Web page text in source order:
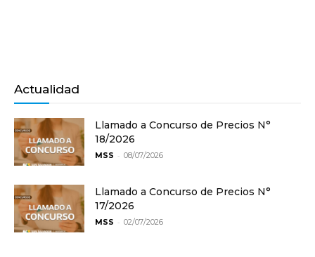
Actualidad
Llamado a Concurso de Precios N°
18/2026
MSS - 08/07/2026
Llamado a Concurso de Precios N°
17/2026
MSS - 02/07/2026